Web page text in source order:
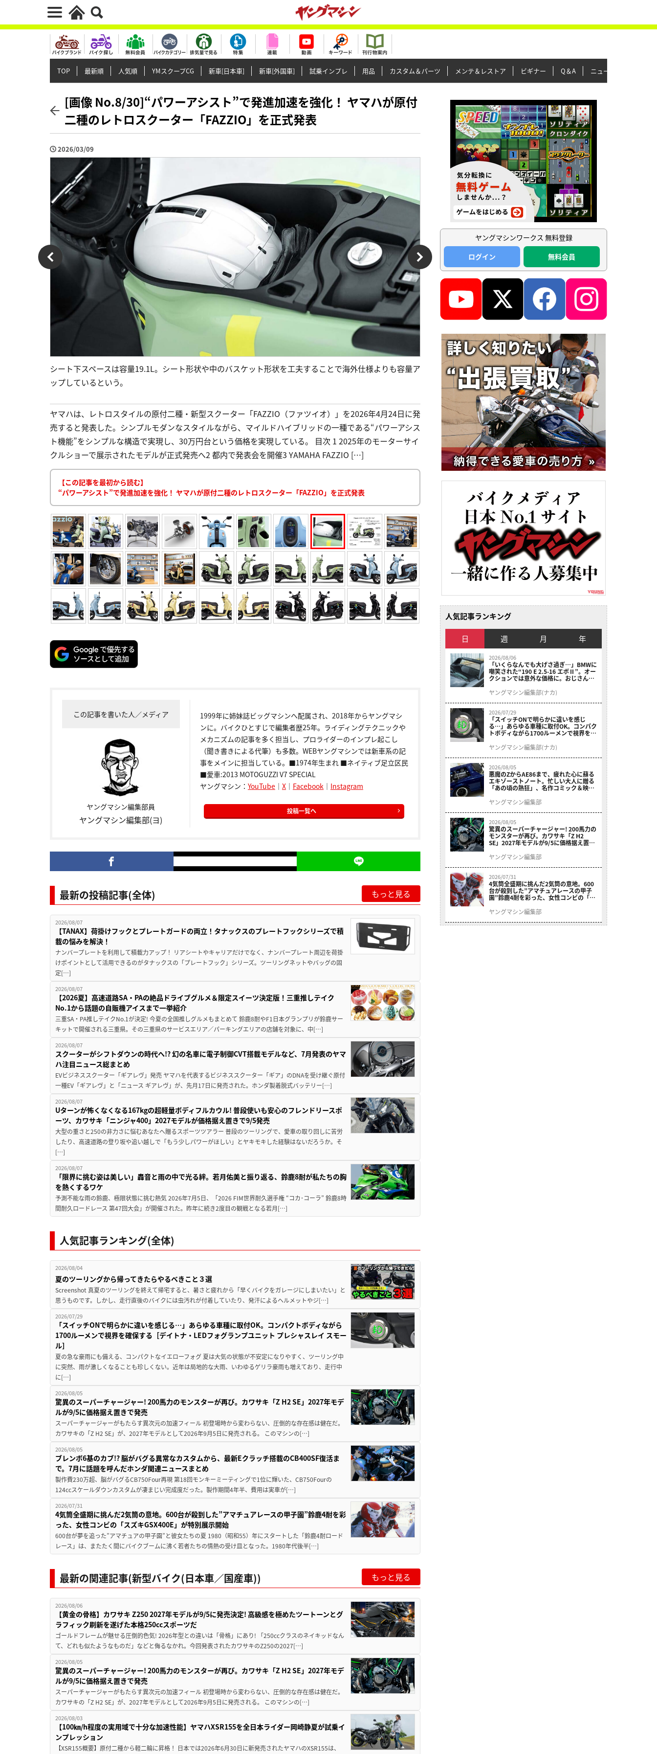
TOP 最新順 人気順 YMスクープCG 新車[日本車] 新車[外国車] 試乗インプレ 用品 カスタム＆パーツ メンテ＆レストア ビギナー Q＆A ニュース＆トピックス
[画像 No.8/30]“パワーアシスト”で発進加速を強化！ ヤマハが原付
二種のレトロスクーター「FAZZIO」を正式発表
2026/03/09
シート下スペースは容量19.1L。シート形状や中のバスケット形状を工夫することで海外仕様よりも容量ア
ップしているという。
ヤマハは、レトロスタイルの原付二種・新型スクーター「FAZZIO（ファツイオ）」を2026年4月24日に発
売すると発表した。シンプルモダンなスタイルながら、マイルドハイブリッドの一種である“パワーアシス
ト機能”をシンプルな構造で実現し、30万円台という価格を実現している。 目次 1 2025年のモーターサイ
クルショーで展示されたモデルが正式発売へ2 都内で発表会を開催3 YAMAHA FAZZIO […]
【この記事を最初から読む】
“パワーアシスト”で発進加速を強化！ ヤマハが原付二種のレトロスクーター「FAZZIO」を正式発表
この記事を書いた人／メディア
ヤングマシン編集部員
ヤングマシン編集部(ヨ)
1999年に姉妹誌ビッグマシンへ配属され、2018年からヤングマシ
ンに。バイクひとすじで編集者歴25年。ライディングテクニックや
メカニズムの記事を多く担当し、プロライダーのインプレ起こし
（聞き書きによる代筆）も多数。WEBヤングマシンでは新車系の記
事をメインに担当している。■1974年生まれ ■ネイティブ足立区民
■愛車:2013 MOTOGUZZI V7 SPECIAL
ヤングマシン： YouTube｜ X｜ Facebook ｜ Instagram
投稿一覧へ
最新の投稿記事(全体) もっと見る
2026/08/07
【TANAX】荷掛けフックとプレートガードの両立！タナックスのプレートフックシリーズで積
載の悩みを解決！
ナンバープレートを利用して積載力アップ！ リアシートやキャリアだけでなく、ナンバープレート周辺を荷掛
けポイントとして活用できるのがタナックスの「プレートフック」シリーズ。ツーリングネットやバッグの固
定[…]
2026/08/07
【2026夏】高速道路SA・PAの絶品ドライブグルメ＆限定スイーツ決定版！三重推しテイク
No.1から話題の自販機アイスまで一挙紹介
三重SA・PA推しテイクNo.1が決定! 今夏の全国推しグルメもまとめて 鈴鹿8耐やF1日本グランプリが鈴鹿サー
キットで開催される三重県。その三重県のサービスエリア／パーキングエリアの店舗を対象に、中[…]
2026/08/07
スクーターがシフトダウンの時代へ!? 幻の名車に電子制御CVT搭載モデルなど、7月発表のヤマ
ハ注目ニュース総まとめ
EVビジネススクーター「ギアレヴ」発売 ヤマハを代表するビジネススクーター「ギア」のDNAを受け継ぐ原付
一種EV「ギアレヴ」と「ニュース ギアレヴ」が、先月17日に発売された。ホンダ製着脱式バッテリー[…]
2026/08/07
Uターンが怖くなくなる167kgの超軽量ボディフルカウル! 普段使いも安心のフレンドリースポ
ーツ、カワサキ「ニンジャ400」2027モデルが価格据え置きで9/5発売
大型の重さと250の非力さに悩むあなたへ贈るスポーツツアラー 普段のツーリングで、愛車の取り回しに苦労
したり、高速道路の登り坂や追い越しで「もう少しパワーがほしい」とヤキモキした経験はないだろうか。そ
[…]
2026/08/07
「限界に挑む姿は美しい」轟音と雨の中で光る絆。若月佑美と振り返る、鈴鹿8耐が私たちの胸
を熱くするワケ
予測不能な雨の鈴鹿、極限状態に挑む熱気 2026年7月5日、「2026 FIM世界耐久選手権 “コカ･コーラ” 鈴鹿8時
間耐久ロードレース 第47回大会」が開催された。昨年に続き2度目の観戦となる若月[…]
人気記事ランキング(全体)
2026/08/04
夏のツーリングから帰ってきたらやるべきこと３選
Screenshot 真夏のツーリングを終えて帰宅すると、暑さと疲れから「早くバイクをガレージにしまいたい」と
思うものです。しかし、走行直後のバイクには虫汚れが付着していたり、発汗によるヘルメットやジ[…]
2026/07/29
「スイッチONで明らかに違いを感じる…」あらゆる車種に取付OK。コンパクトボディながら
1700ルーメンで視界を確保する［デイトナ・LEDフォグランプユニット プレシャスレイ スモー
ル］
夏の急な豪雨にも備える、コンパクトなイエローフォグ 夏は大気の状態が不安定になりやすく、ツーリング中
に突然、雨が激しくなることも珍しくない。近年は局地的な大雨、いわゆるゲリラ豪雨も増えており、走行中
に[…]
2026/08/05
驚異のスーパーチャージャー! 200馬力のモンスターが再び。カワサキ「Z H2 SE」2027年モデ
ルが9/5に価格据え置きで発売
スーパーチャージャーがもたらす異次元の加速フィール 初登場時から変わらない、圧倒的な存在感は健在だ。
カワサキの「Z H2 SE」が、2027年モデルとして2026年9月5日に発売される。 このマシンの[…]
2026/08/05
ブレンボ6基のカブ!? 脳がバグる異常なカスタムから、最新Eクラッチ搭載のCB400SF復活ま
で。7月に話題を呼んだホンダ関連ニュースまとめ
製作費230万超、脳がバグるCB750Four再現 第18回モンキーミーティングで1位に輝いた、CB750Fourの
124ccスケールダウンカスタムが凄まじい完成度だった。製作期間4年半、費用は実車が[…]
2026/07/31
4気筒全盛期に挑んだ2気筒の意地。600台が殺到した”アマチュアレースの甲子園”鈴鹿4耐を彩
った、女性コンビの「スズキGSX400E」が特別展示開始
600台が夢を追った”アマチュアの甲子園”と彼女たちの夏 1980（昭和55）年にスタートした「鈴鹿4耐ロード
レース」は、またたく間にバイクブームに沸く若者たちの情熱の受け皿となった。1980年代後半[…]
最新の関連記事(新型バイク(日本車／国産車)) もっと見る
2026/08/06
【黄金の骨格】カワサキ Z250 2027年モデルが9/5に発売決定! 高級感を極めたツートーンとグ
ラフィック刷新を遂げた本格250ccスポーツだ
ゴールドフレームが魅せる圧倒的色気! 2026年型との違いは「骨格」にあり! 「250ccクラスのネイキッドなん
て、どれも似たようなものだ」などと侮るなかれ。今回発表されたカワサキのZ250の2027[…]
2026/08/05
驚異のスーパーチャージャー! 200馬力のモンスターが再び。カワサキ「Z H2 SE」2027年モデ
ルが9/5に価格据え置きで発売
スーパーチャージャーがもたらす異次元の加速フィール 初登場時から変わらない、圧倒的な存在感は健在だ。
カワサキの「Z H2 SE」が、2027年モデルとして2026年9月5日に発売される。 このマシンの[…]
2026/08/03
【100㎞/h程度の実用域で十分な加速性能】ヤマハXSR155を全日本ライダー岡崎静夏が試乗イ
ンプレッション
【XSR155概要】原付二種から軽二輪に昇格！ 日本では2026年6月30日に新発売されたヤマハのXSR155は、
ヤングマシンワークス 無料登録
ログイン
無料会員
人気記事ランキング
日 週 月 年
2026/08/06
「いくらなんでも大げさ過ぎ…」BMWに
嘲笑された“190 E 2.5-16 エボⅡ”。オー
クションでは意外な価格に。おじさん達
ヤングマシン編集部(ナカ)
2026/07/29
「スイッチONで明らかに違いを感じ
る…」あらゆる車種に取付OK。コンパク
トボディながら1700ルーメンで視界を確
ニット プレシャスレイ スモール］
ヤングマシン編集部(ナカ)
2026/08/05
悪魔のZからAE86まで、疲れた心に蘇る
エキゾーストノート。忙しい大人に贈る
「あの頃の熱狂」、名作コミック＆映画
結！
ヤングマシン編集部
2026/08/05
驚異のスーパーチャージャー! 200馬力の
モンスターが再び。カワサキ「Z H2
SE」2027年モデルが9/5に価格据え置き
ヤングマシン編集部
2026/07/31
4気筒全盛期に挑んだ2気筒の意地。600
台が殺到した”アマチュアレースの甲子
園”鈴鹿4耐を彩った、女性コンビの「ス
ヤングマシン編集部